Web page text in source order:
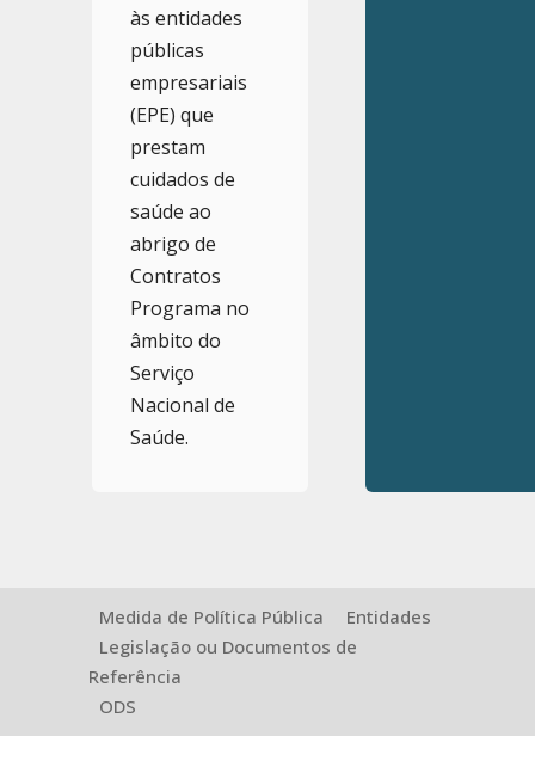
às entidades
públicas
empresariais
(EPE) que
prestam
cuidados de
saúde ao
abrigo de
Contratos
Programa no
âmbito do
Serviço
Nacional de
Saúde.
Medida de Política Pública
Entidades
Legislação ou Documentos de
Referência
ODS